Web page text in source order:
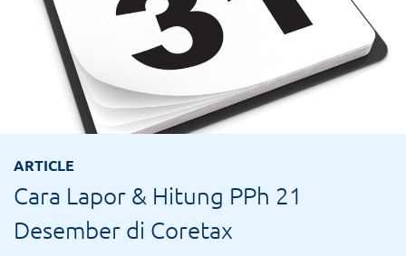
ARTICLE
Cara Lapor & Hitung PPh 21
Desember di Coretax